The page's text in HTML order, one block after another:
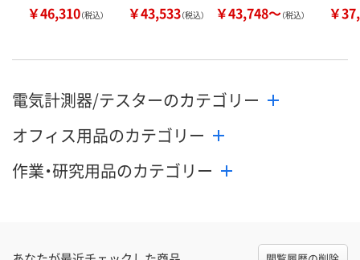
￥46,310（税込） ￥43,533（税込） ￥43,748～（税込） ￥
電気計測器/テスターのカテゴリー
オフィス用品のカテゴリー
作業・研究用品のカテゴリー